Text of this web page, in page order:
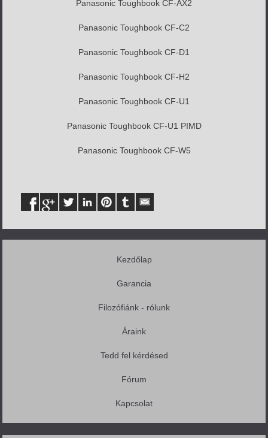
Panasonic Toughbook CF-AX2
Panasonic Toughbook CF-C2
Panasonic Toughbook CF-D1
Panasonic Toughbook CF-H2
Panasonic Toughbook CF-U1
Panasonic Toughbook CF-U1 PIMD
Panasonic Toughbook CF-W5
Kezdőlap
Garancia
Filozófiánk - rólunk
Áraink
Tedd fel kérdésed
Fórum
Kapcsolat